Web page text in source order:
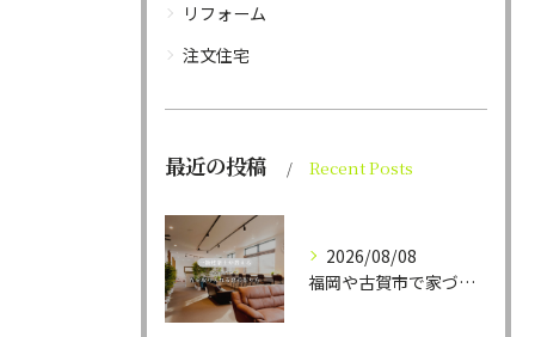
リフォーム
注文住宅
最近の投稿 Recent Posts
2026/08/08
福岡や古賀市で家づくりをされている方から、そんなご相談をよく...